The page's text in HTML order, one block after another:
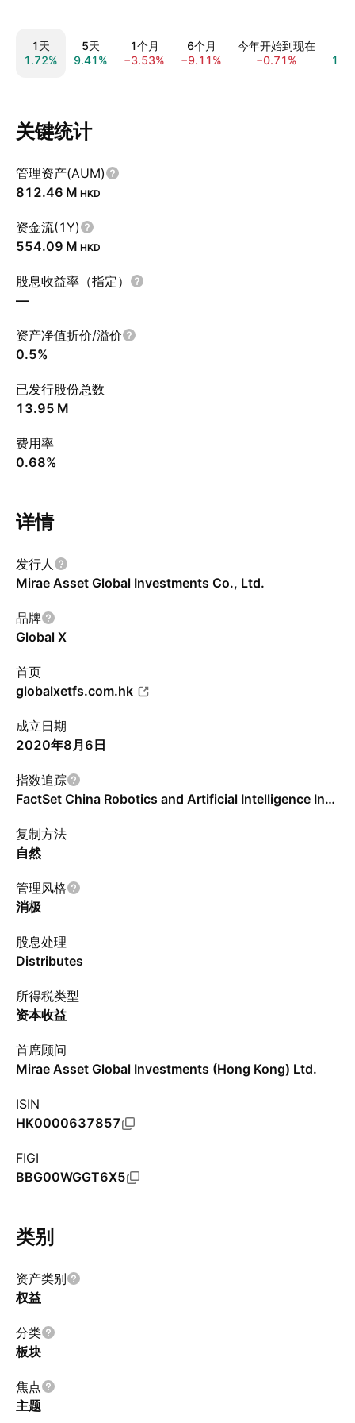
1天
1.72%
5天
9.41%
1个月
−3.53%
6个月
−9.11%
今年开始到现在
−0.71%
关键统计
管理资产(AUM)
‪812.46 M‬ HKD
资金流(1Y)
‪554.09 M‬ HKD
股息收益率（指定）
—
资产净值折价/溢价
0.5%
已发行股份总数
‪13.95 M‬
费用率
0.68%
详情
发行人
Mirae Asset Global Investments Co., Ltd.
品牌
Global X
首页
globalxetfs.com.hk
成立日期
2020年8月6日
指数追踪
FactSet China Robotics and Artificial Intelligence Index - RMB
复制方法
自然
管理风格
消极
股息处理
Distributes
所得税类型
资本收益
首席顾问
Mirae Asset Global Investments (Hong Kong) Ltd.
ISIN
HK0000637857
FIGI
BBG00WGGT6X5
类别
资产类别
权益
分类
板块
焦点
主题